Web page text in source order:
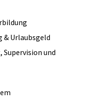
& Urlaubsgeld
und